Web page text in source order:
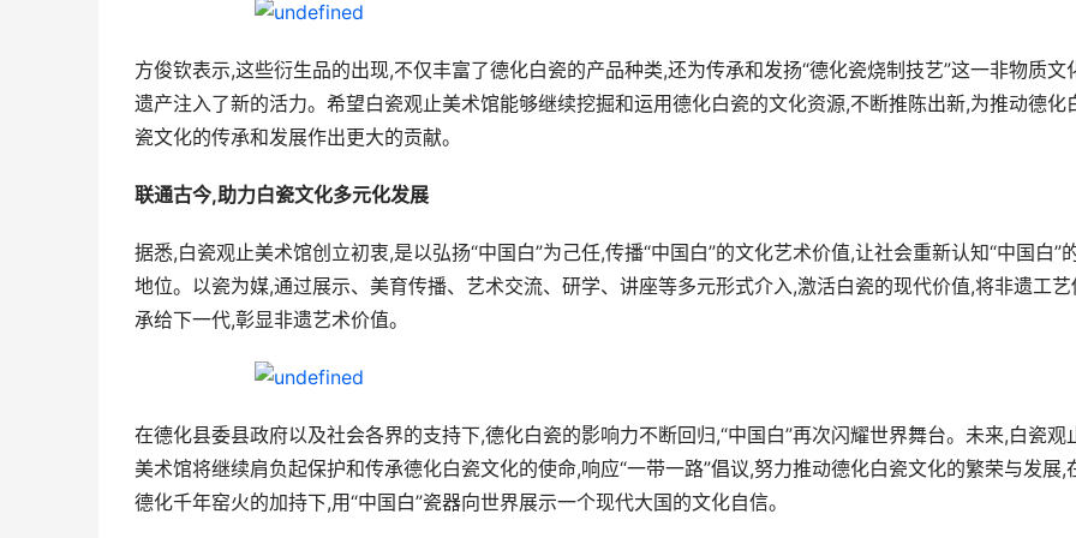
方俊钦表示,这些衍生品的出现,不仅丰富了德化白瓷的产品种类,还为传承和发扬“德化瓷烧制技艺”这一非物质文
遗产注入了新的活力。希望白瓷观止美术馆能够继续挖掘和运用德化白瓷的文化资源,不断推陈出新,为推动德化
瓷文化的传承和发展作出更大的贡献。
联通古今,助力白瓷文化多元化发展
据悉,白瓷观止美术馆创立初衷,是以弘扬“中国白”为己任,传播“中国白”的文化艺术价值,让社会重新认知“中国白”
地位。以瓷为媒,通过展示、美育传播、艺术交流、研学、讲座等多元形式介入,激活白瓷的现代价值,将非遗工艺
承给下一代,彰显非遗艺术价值。
在德化县委县政府以及社会各界的支持下,德化白瓷的影响力不断回归,“中国白”再次闪耀世界舞台。未来,白瓷观
美术馆将继续肩负起保护和传承德化白瓷文化的使命,响应“一带一路”倡议,努力推动德化白瓷文化的繁荣与发展,
德化千年窑火的加持下,用“中国白”瓷器向世界展示一个现代大国的文化自信。